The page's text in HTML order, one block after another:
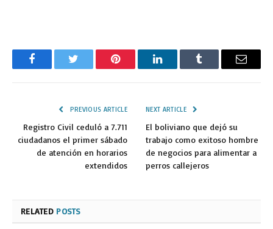
FacebookTwitter Pinterest LinkedInTumblr Email
PREVIOUS ARTICLE
Registro Civil ceduló a 7.711
ciudadanos el primer sábado
de atención en horarios
extendidos
NEXT ARTICLE
El boliviano que dejó su
trabajo como exitoso hombre
de negocios para alimentar a
perros callejeros
RELATED POSTS